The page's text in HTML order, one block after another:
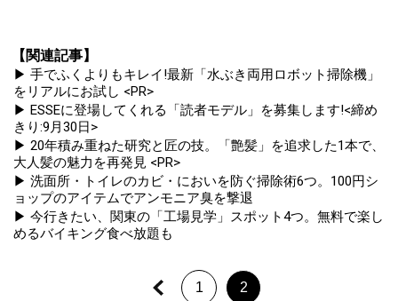
【関連記事】
▶ 手でふくよりもキレイ!最新「水ぶき両用ロボット掃除機」
をリアルにお試し <PR>
▶ ESSEに登場してくれる「読者モデル」を募集します!<締め
きり:9月30日>
▶ 20年積み重ねた研究と匠の技。「艶髪」を追求した1本で、
大人髪の魅力を再発見 <PR>
▶ 洗面所・トイレのカビ・においを防ぐ掃除術6つ。100円シ
ョップのアイテムでアンモニア臭を撃退
▶ 今行きたい、関東の「工場見学」スポット4つ。無料で楽し
めるバイキング食べ放題も
1 2